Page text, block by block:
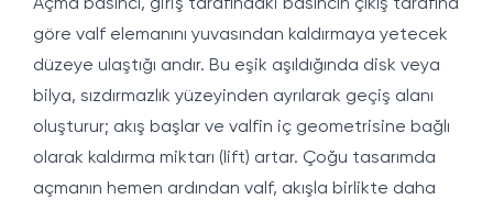
Açma basıncı, giriş tarafındaki basıncın çıkış tarafına
göre valf elemanını yuvasından kaldırmaya yetecek
düzeye ulaştığı andır. Bu eşik aşıldığında disk veya
bilya, sızdırmazlık yüzeyinden ayrılarak geçiş alanı
oluşturur; akış başlar ve valfin iç geometrisine bağlı
olarak kaldırma miktarı (lift) artar. Çoğu tasarımda
açmanın hemen ardından valf, akışla birlikte daha